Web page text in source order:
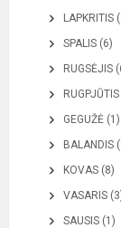
LAPKRITIS
SPALIS (6)
RUGSĖJIS
GEGUŽĖ (1)
BALANDIS
KOVAS (8)
VASARIS
SAUSIS (1)